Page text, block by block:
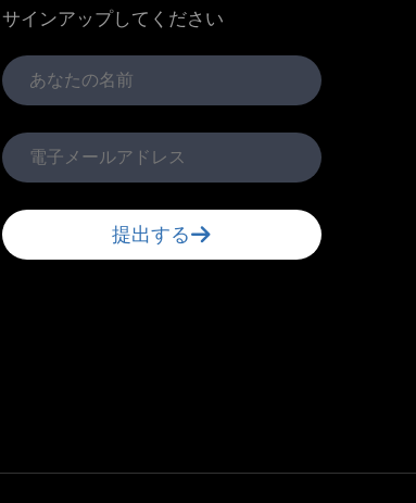
サインアップしてください
提出する